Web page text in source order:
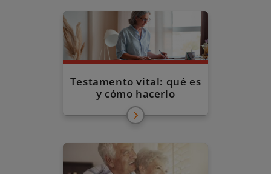
Testamento vital: qué es
y cómo hacerlo